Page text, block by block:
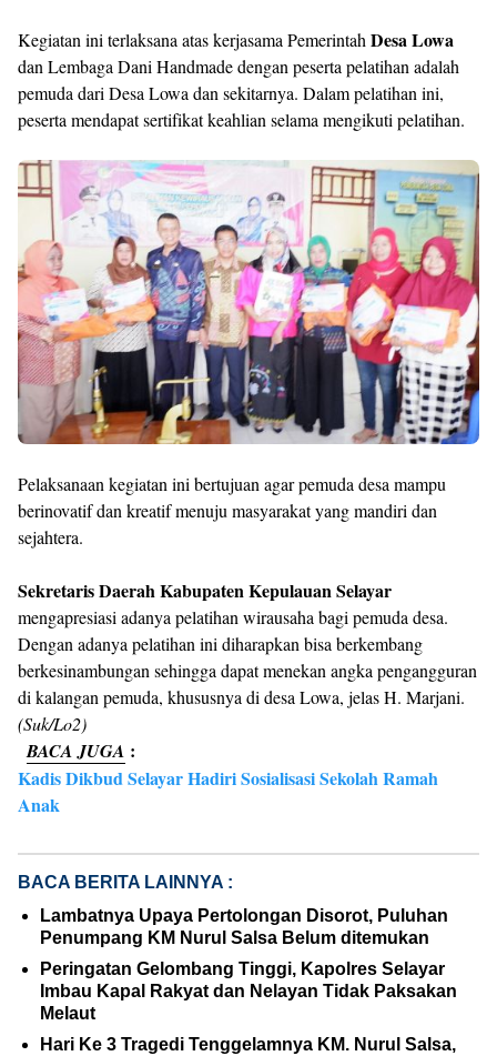
Kegiatan ini terlaksana atas kerjasama Pemerintah Desa Lowa
dan Lembaga Dani Handmade dengan peserta pelatihan adalah
pemuda dari Desa Lowa dan sekitarnya. Dalam pelatihan ini,
peserta mendapat sertifikat keahlian selama mengikuti pelatihan.
Pelaksanaan kegiatan ini bertujuan agar pemuda desa mampu
berinovatif dan kreatif menuju masyarakat yang mandiri dan
sejahtera.
Sekretaris Daerah Kabupaten Kepulauan Selayar
mengapresiasi adanya pelatihan wirausaha bagi pemuda desa.
Dengan adanya pelatihan ini diharapkan bisa berkembang
berkesinambungan sehingga dapat menekan angka pengangguran
di kalangan pemuda, khususnya di desa Lowa, jelas H. Marjani.
(Suk/Lo2)
BACA JUGA :
Kadis Dikbud Selayar Hadiri Sosialisasi Sekolah Ramah
Anak
BACA BERITA LAINNYA :
Lambatnya Upaya Pertolongan Disorot, Puluhan
Penumpang KM Nurul Salsa Belum ditemukan
Peringatan Gelombang Tinggi, Kapolres Selayar
Imbau Kapal Rakyat dan Nelayan Tidak Paksakan
Melaut
Hari Ke 3 Tragedi Tenggelamnya KM. Nurul Salsa,